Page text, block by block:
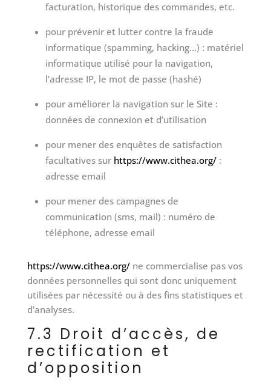
facturation, historique des commandes, etc.
pour prévenir et lutter contre la fraude
informatique (spamming, hacking…) : matériel
informatique utilisé pour la navigation,
l’adresse IP, le mot de passe (hashé)
pour améliorer la navigation sur le Site :
données de connexion et d’utilisation
pour mener des enquêtes de satisfaction
facultatives sur https://www.cithea.org/:
adresse email
pour mener des campagnes de
communication (sms, mail) : numéro de
téléphone, adresse email
https://www.cithea.org/ne commercialise pas vos
données personnelles qui sont donc uniquement
utilisées par nécessité ou à des fins statistiques et
d’analyses.
7.3 Droit d’accès, de
rectification et
d’opposition